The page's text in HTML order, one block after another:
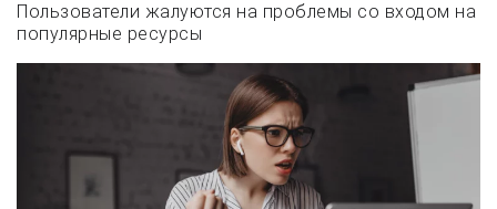
Пользователи жалуются на проблемы со входом на
популярные ресурсы